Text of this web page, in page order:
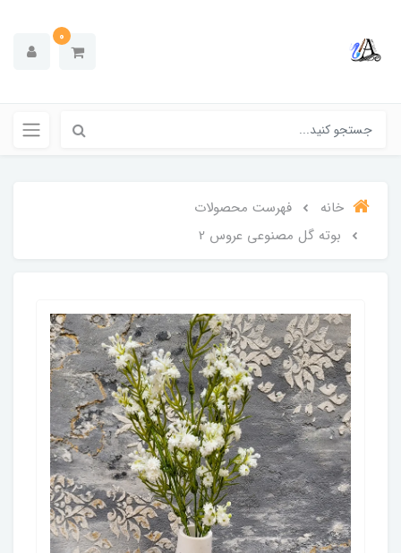
0
خانه
فهرست محصولات
بوته گل مصنوعی عروس 2